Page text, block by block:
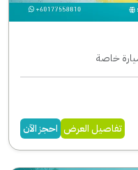
خاصة
تفاصيل العرض احجز الآن